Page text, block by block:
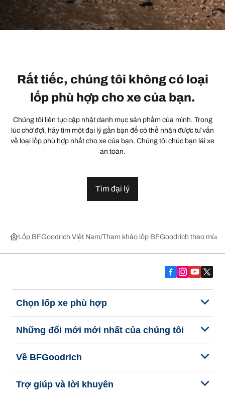
Rất tiếc, chúng tôi không có loại
lốp phù hợp cho xe của bạn.
Chúng tôi liên tục cập nhật danh mục sản phẩm của mình. Trong
lúc chờ đợi, hãy tìm một đại lý gần bạn để có thể nhận được tư vấn
về loại lốp phù hợp nhất cho xe của bạn. Chúng tôi chúc bạn lái xe
an toàn.
Tìm đại lý
Lốp BFGoodrich Việt Nam Tham khảo lốp BFGoodrich theo
Chọn lốp xe phù hợp
Những đổi mới mới nhất của chúng tôi
Về BFGoodrich
Trợ giúp và lời khuyên